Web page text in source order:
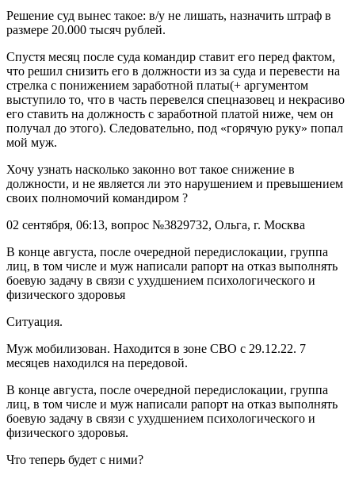
Решение суд вынес такое: в/у не лишать, назначить штраф в
размере 20.000 тысяч рублей.
Спустя месяц после суда командир ставит его перед фактом,
что решил снизить его в должности из за суда и перевести на
стрелка с понижением заработной платы(+ аргументом
выступило то, что в часть перевелся спецназовец и некрасиво
его ставить на должность с заработной платой ниже, чем он
получал до этого). Следовательно, под «горячую руку» попал
мой муж.
Хочу узнать насколько законно вот такое снижение в
должности, и не является ли это нарушением и превышением
своих полномочий командиром ?
02 сентября, 06:13, вопрос №3829732, Ольга, г. Москва
В конце августа, после очередной передислокации, группа
лиц, в том числе и муж написали рапорт на отказ выполнять
боевую задачу в связи с ухудшением психологического и
физического здоровья
Ситуация.
Муж мобилизован. Находится в зоне СВО с 29.12.22. 7
месяцев находился на передовой.
В конце августа, после очередной передислокации, группа
лиц, в том числе и муж написали рапорт на отказ выполнять
боевую задачу в связи с ухудшением психологического и
физического здоровья.
Что теперь будет с ними?